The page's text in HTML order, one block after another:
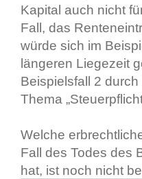
Kapital auch nicht
Fall, das
würde sich im
längeren Liegezeit
Beispielsfall 2
Thema
Welche
Fall des Todes des
hat, ist noch nicht